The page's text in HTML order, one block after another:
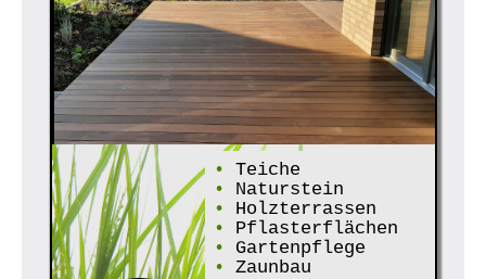
•
Teiche
•
Naturstein
•
Holzterrassen
•
Pflasterflächen
•
Gartenpflege
•
Zaunbau